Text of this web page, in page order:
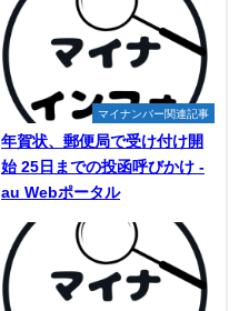
マイナンバー関連記事
年賀状、郵便局で受け付け開
始 25日までの投函呼びかけ -
au Webポータル